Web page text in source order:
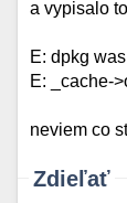
a vypisalo
E: dpkg
E: _cache-
neviem co
Zdieľať